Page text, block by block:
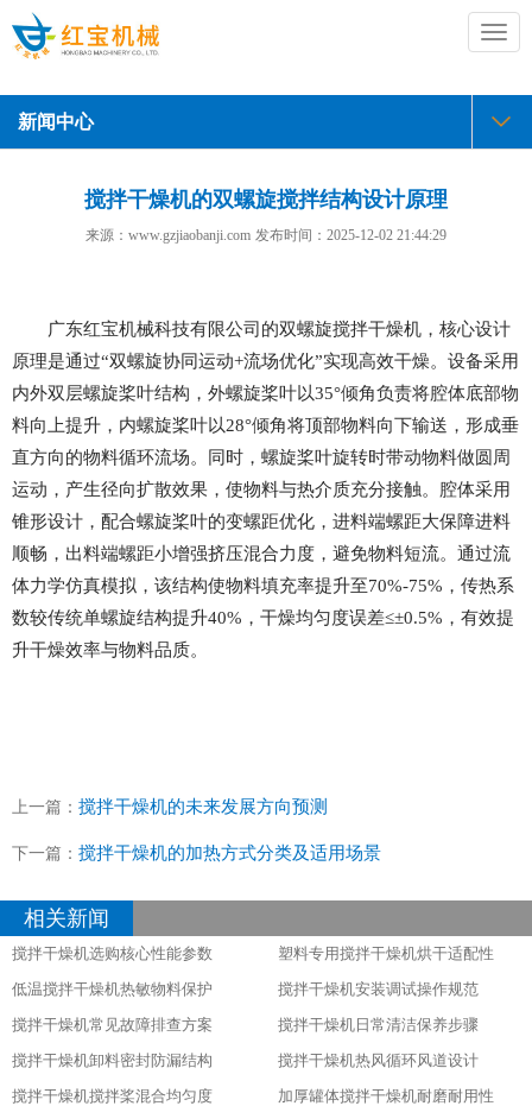
切
换
航
新闻中心
搅拌干燥机的双螺旋搅拌结构设计原理
来源：www.gzjiaobanji.com 发布时间： 2025-12-02 21:44:29
广东红宝机械科技有限公司的双螺旋搅拌干燥机，核心设计
原理是通过“双螺旋协同运动+流场优化”实现高效干燥。设备采用
内外双层螺旋桨叶结构，外螺旋桨叶以35°倾角负责将腔体底部物
料向上提升，内螺旋桨叶以28°倾角将顶部物料向下输送，形成垂
直方向的物料循环流场。同时，螺旋桨叶旋转时带动物料做圆周
运动，产生径向扩散效果，使物料与热介质充分接触。腔体采用
锥形设计，配合螺旋桨叶的变螺距优化，进料端螺距大保障进料
顺畅，出料端螺距小增强挤压混合力度，避免物料短流。通过流
体力学仿真模拟，该结构使物料填充率提升至70%-75%，传热系
数较传统单螺旋结构提升40%，干燥均匀度误差≤±0.5%，有效提
升干燥效率与物料品质。
上一篇： 搅拌干燥机的未来发展方向预测​
下一篇： 搅拌干燥机的加热方式分类及适用场景
相关新闻
搅拌干燥机选购核心性能参数
塑料专用搅拌干燥机烘干适配性
低温搅拌干燥机热敏物料保护
搅拌干燥机安装调试操作规范
搅拌干燥机常见故障排查方案
搅拌干燥机日常清洁保养步骤
搅拌干燥机卸料密封防漏结构
搅拌干燥机热风循环风道设计
搅拌干燥机搅拌桨混合均匀度
加厚罐体搅拌干燥机耐磨耐用性